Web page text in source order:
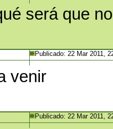
será que
Publicado: 22 Mar 2011,
venir
Publicado: 22 Mar 2011,